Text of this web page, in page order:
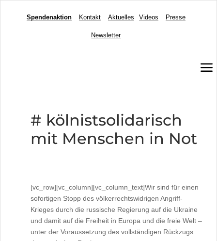
Spendenaktion Kontakt Aktuelles Videos Presse
Newsletter
a
# kölnistsolidarisch
mit Menschen in Not
[vc_row][vc_column][vc_column_text]Wir sind für einen
sofortigen Stopp des völkerrechtswidrigen Angriff-
Krieges durch die russische Regierung auf die Ukraine
und damit auf die Freiheit in Europa und die freie Welt –
unter der Voraussetzung des vollständigen Rückzugs